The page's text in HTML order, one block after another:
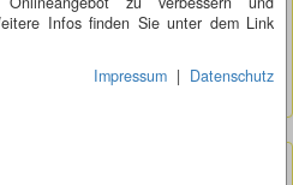
Infos finden Sie unter dem Link
Impressum | Datenschutz
in Affoltern